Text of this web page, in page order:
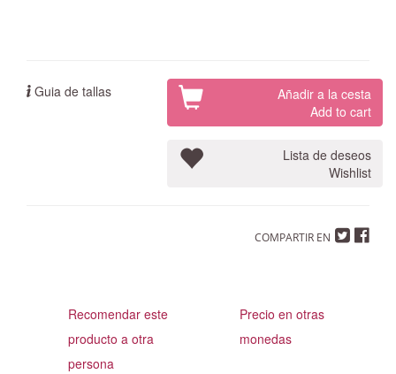
Guia de tallas
Añadir a la cesta
Add to cart
Lista de deseos
Wishlist
COMPARTIR EN
Recomendar este
producto a otra
persona
Precio en otras
monedas